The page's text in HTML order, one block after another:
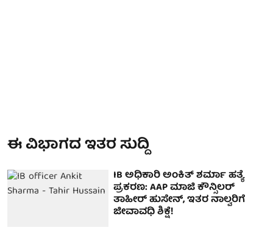
ಈ ವಿಭಾಗದ ಇತರ ಸುದ್ದಿ
IB ಅಧಿಕಾರಿ ಅಂಕಿತ್ ಶರ್ಮಾ ಹತ್ಯೆ
ಪ್ರಕರಣ: AAP ಮಾಜಿ ಕೌನ್ಸಿಲರ್
ತಾಹೀರ್ ಹುಸೇನ್, ಇತರ ನಾಲ್ವರಿಗೆ
ಜೀವಾವಧಿ ಶಿಕ್ಷೆ!